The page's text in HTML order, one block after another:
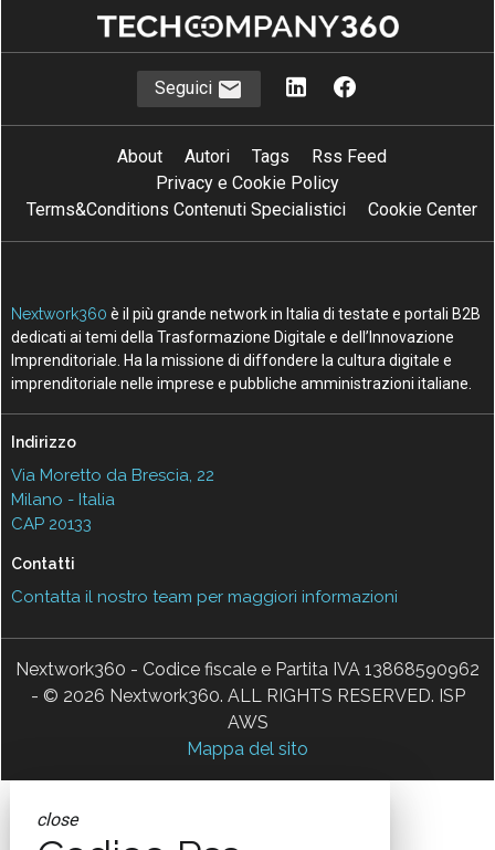
Seguici
About Autori Tags
Rss Feed
Privacy e Cookie Policy
Terms&Conditions Contenuti Specialistici
Cookie Center
Nextwork360 è il più grande network in Italia di testate e portali B2B
dedicati ai temi della Trasformazione Digitale e dell’Innovazione
Imprenditoriale. Ha la missione di diffondere la cultura digitale e
imprenditoriale nelle imprese e pubbliche amministrazioni italiane.
Indirizzo
Via Moretto da Brescia, 22
Milano - Italia
CAP 20133
Contatti
Contatta il nostro team per maggiori informazioni
Nextwork360 - Codice fiscale e Partita IVA 13868590962
- © 2026 Nextwork360. ALL RIGHTS RESERVED. ISP
AWS
Mappa del sito
close